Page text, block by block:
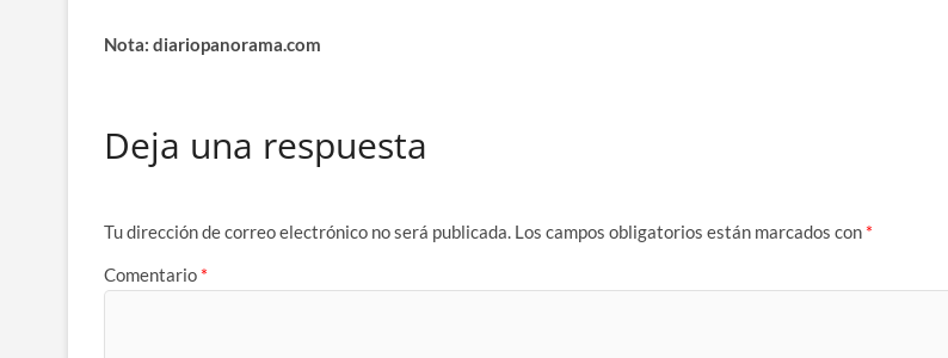
Nota: diariopanorama.com
Deja una respuesta
Tu dirección de correo electrónico no será publicada. Los campos obligatorios están marcados con *
Comentario *